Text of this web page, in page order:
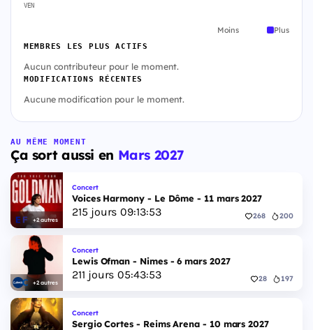
VEN
Moins Plus
MEMBRES LES PLUS ACTIFS
Aucun contributeur pour le moment.
MODIFICATIONS RÉCENTES
Aucune modification pour le moment.
AU MÊME MOMENT
Ça sort aussi en Mars 2027
+2 autres
Concert
Voices Harmony - Le Dôme - 11 mars 2027
215 jours 09:13:52 268 200
+2 autres
Concert
Lewis Ofman - Nimes - 6 mars 2027
211 jours 05:43:52 28 197
Concert
Sergio Cortes - Reims Arena - 10 mars 2027